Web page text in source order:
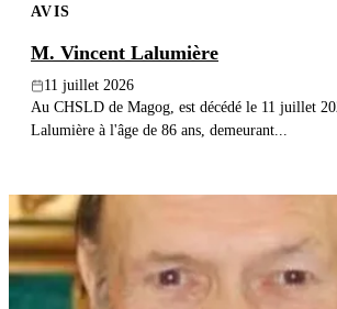
Recherche
AVIS
M. Vincent Lalumière
11 juillet 2026
Au CHSLD de Magog, est décédé le 11 juillet
Lalumière à l'âge de 86 ans, demeurant...